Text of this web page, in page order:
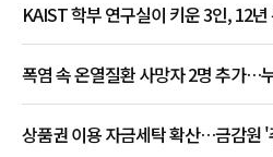
KAIST 학부 연구실이 키운 3인, 12년
폭염 속 온열질환 사망자 2명 추가…
상품권 이용 자금세탁 확산…금감원 '